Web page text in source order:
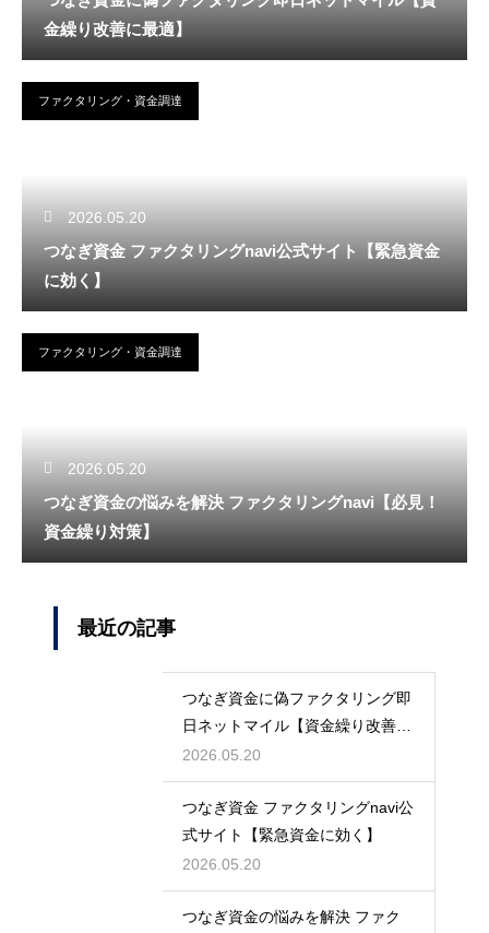
金繰り改善に最適】
ファクタリング・資金調達
2026.05.20
つなぎ資金 ファクタリングnavi公式サイト【緊急資金
に効く】
ファクタリング・資金調達
2026.05.20
つなぎ資金の悩みを解決 ファクタリングnavi【必見！
資金繰り対策】
最近の記事
つなぎ資金に偽ファクタリング即
日ネットマイル【資金繰り改善に
最適】
2026.05.20
つなぎ資金 ファクタリングnavi公
式サイト【緊急資金に効く】
2026.05.20
つなぎ資金の悩みを解決 ファク